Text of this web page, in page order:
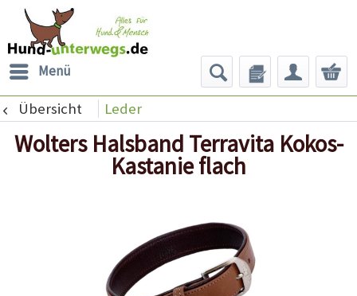
Menü
Übersicht Leder
Wolters Halsband Terravita Kokos-
Kastanie flach